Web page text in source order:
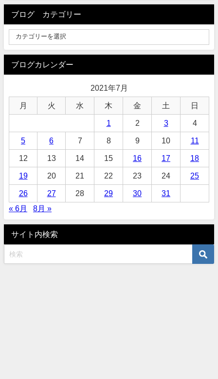
ブログ カテゴリー
ブログカレンダー
2021年7月
月 火 水 木 金 土 日
1 2 3 4
5 6 7 8 9 10 11
12 13 14 15 16 17 18
19 20 21 22 23 24 25
26 27 28 29 30
31
« 6月
8月 »
サイト内検索